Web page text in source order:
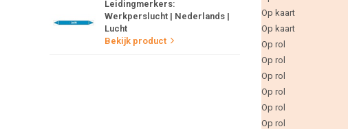
Leidingmerkers:
Werkperslucht | Nederlands |
Lucht
Bekijk product
Op kaart
Op kaart
Op rol
Op rol
Op rol
Op rol
Op rol
Op rol